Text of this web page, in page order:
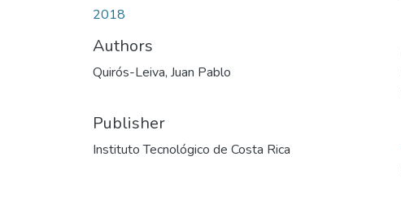
2018
Authors
Quirós-Leiva, Juan Pablo
Publisher
Instituto Tecnológico de Costa Rica